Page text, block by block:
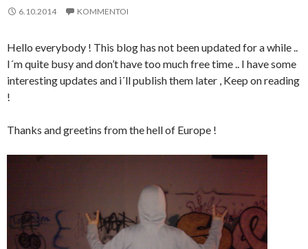
6.10.2014 KOMMENTOI
Hello everybody ! This blog has not been updated for a while ..
I´m quite busy and don’t have too much free time .. I have some
interesting updates and i´ll publish them later , Keep on reading
!
Thanks and greetins from the hell of Europe !